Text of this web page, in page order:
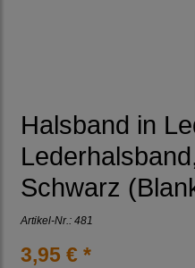
Halsband in
Schwarz
Artikel-Nr.: 481
3,95 € *